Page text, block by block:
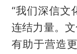
“我们深信文
连结力量。
有助于营造